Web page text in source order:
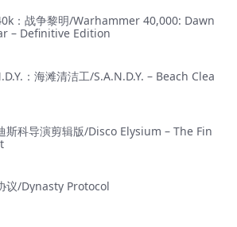
：战争黎明/Warhammer 40,000: Dawn
– Definitive Edition
：海滩清洁工/S.A.N.D.Y. – Beach Clea
斯科导演剪辑版/Disco Elysium – The Fin
议/Dynasty Protocol